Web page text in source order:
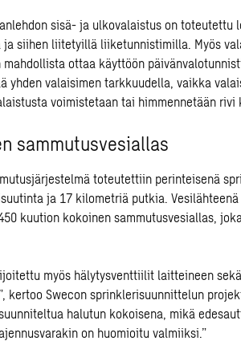
sisä- ja ulkovalaistus on toteutettu
ja siihen liitetyillä liiketunnistimilla. Myös
ottaa käyttöön
yhden valaisimen tarkkuudella, vaikka
voimistetaan tai himmennetään rivi
sammutusvesiallas
toteutettiin perinteisenä
ja 17 kilometriä putkia.
kuution kokoinen sammutusvesiallas,
myös hälytysventtiilit laitteineen
kertoo Swecon sprinklerisuunnittelun
halutun kokoisena, mikä
on huomioitu valmiiksi.”